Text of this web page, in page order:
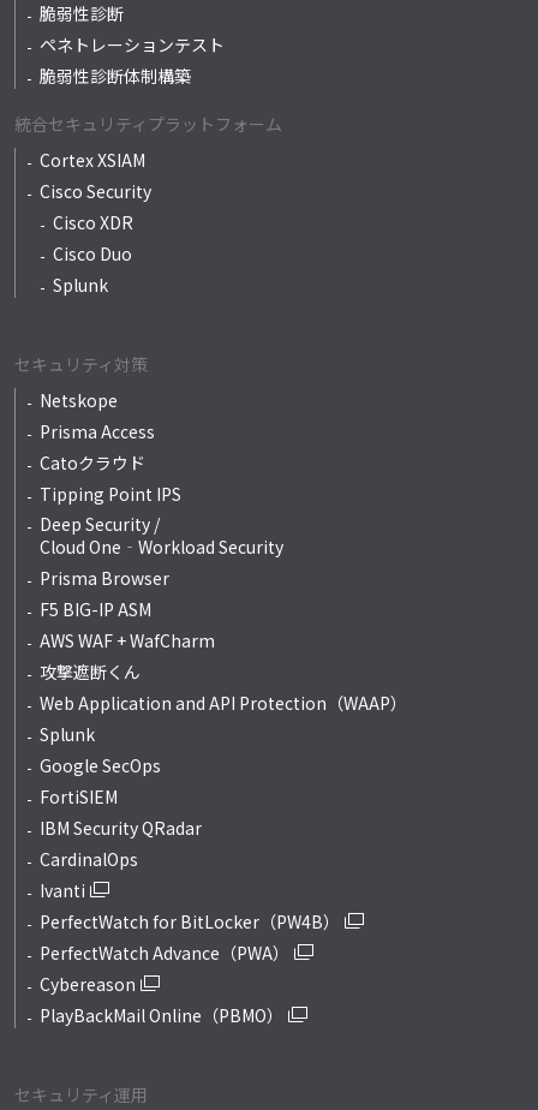
脆弱性診断
ペネトレーションテスト
脆弱性診断体制構築
統合セキュリティプラットフォーム
Cortex XSIAM
Cisco Security
Cisco XDR
Cisco Duo
Splunk
セキュリティ対策
Netskope
Prisma Access
Catoクラウド
Tipping Point IPS
Deep Security /
Cloud One‐Workload Security
Prisma Browser
F5 BIG-IP ASM
AWS WAF + WafCharm
攻撃遮断くん
Web Application and API Protection（WAAP）
Splunk
Google SecOps
FortiSIEM
IBM Security QRadar
CardinalOps
Ivanti
PerfectWatch for BitLocker（PW4B）
PerfectWatch Advance（PWA）
Cybereason
PlayBackMail Online（PBMO）
セキュリティ運用